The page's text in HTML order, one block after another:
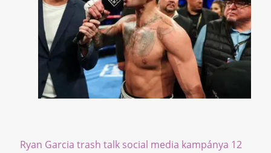
Ryan Garcia trash talk social media kampánya 12